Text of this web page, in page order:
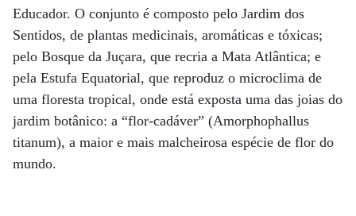
Educador. O conjunto é composto pelo Jardim dos
Sentidos, de plantas medicinais, aromáticas e tóxicas;
pelo Bosque da Juçara, que recria a Mata Atlântica; e
pela Estufa Equatorial, que reproduz o microclima de
uma floresta tropical, onde está exposta uma das joias do
jardim botânico: a “flor-cadáver” (Amorphophallus
titanum), a maior e mais malcheirosa espécie de flor do
mundo.